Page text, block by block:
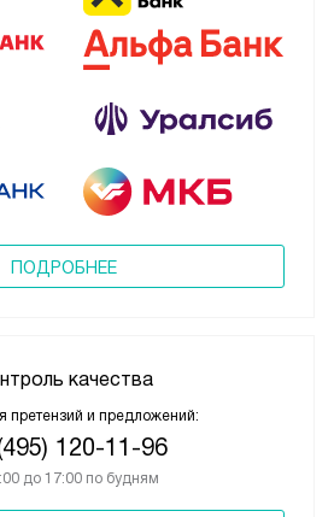
ПОДРОБНЕЕ
качества
претензий и предложений:
120-11-96
до 17:00 по будням